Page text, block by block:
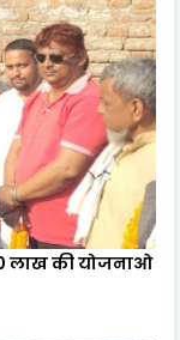
लाख की योजनाओ